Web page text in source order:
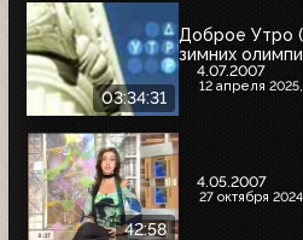
03:34:31
Доброе Утро
зимних
4.07.2007
12 апреля
42:58
4.05.2007
27 октября